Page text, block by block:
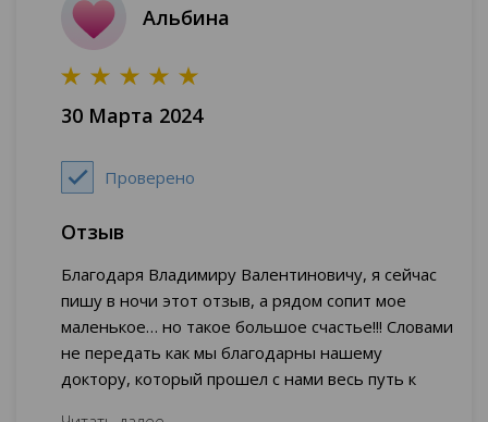
Альбина
30 Марта 2024
Проверено
Отзыв
Благодаря Владимиру Валентиновичу, я сейчас
пишу в ночи этот отзыв, а рядом сопит мое
маленькое… но такое большое счастье!!! Словами
не передать как мы благодарны нашему
доктору, который прошел с нами весь путь к